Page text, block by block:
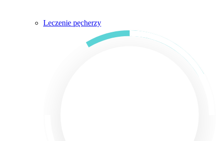
Leczenie pęcherzy